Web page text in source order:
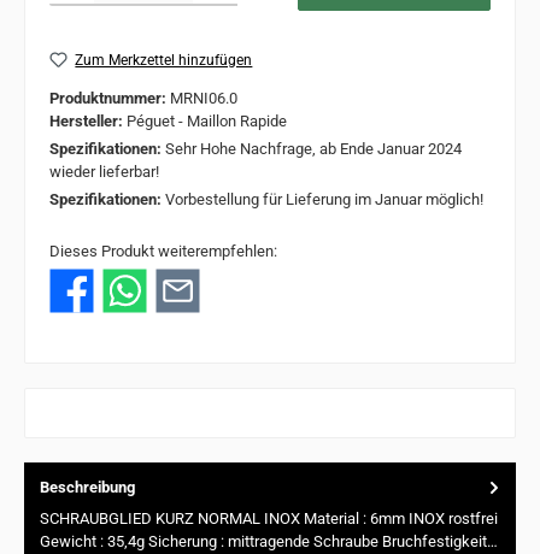
Zum Merkzettel hinzufügen
Produktnummer: MRNI06.0
Hersteller: Péguet - Maillon Rapide
Spezifikationen: Sehr Hohe Nachfrage, ab Ende Januar 2024
wieder lieferbar!
Spezifikationen: Vorbestellung für Lieferung im Januar möglich!
Dieses Produkt weiterempfehlen:
Beschreibung
SCHRAUBGLIED KURZ NORMAL INOX Material : 6mm INOX rostfrei
Gewicht : 35,4g Sicherung : mittragende Schraube Bruchfestigkeit…